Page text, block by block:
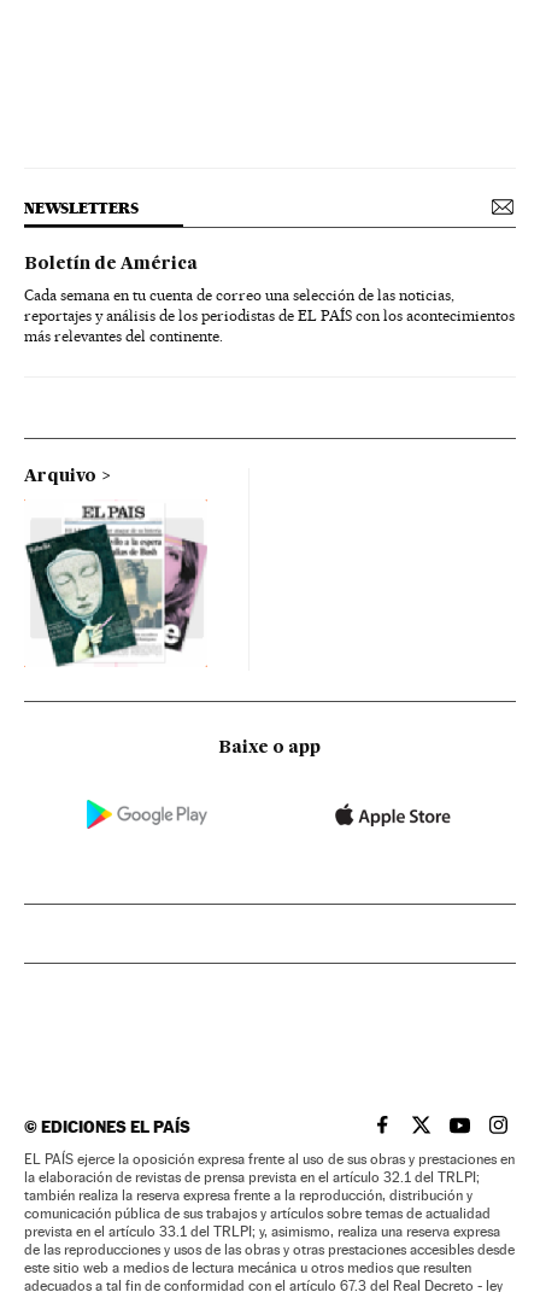
NEWSLETTERS
Boletín de América
Cada semana en tu cuenta de correo una selección de las noticias,
reportajes y análisis de los periodistas de EL PAÍS con los acontecimientos
más relevantes del continente.
Arquivo
Baixe o app
©EDICIONES EL PAÍS EL PAÍS BRASIL EN
EL PAÍSEL PAÍS
EL
EL PAÍS ejerce la oposición expresa frente al uso de sus obras y prestaciones en
la elaboración de revistas de prensa prevista en el artículo 32.1 del TRLPI;
también realiza la reserva expresa frente a la reproducción, distribución y
comunicación pública de sus trabajos y artículos sobre temas de actualidad
prevista en el artículo 33.1 del TRLPI; y, asimismo, realiza una reserva expresa
de las reproducciones y usos de las obras y otras prestaciones accesibles desde
este sitio web a medios de lectura mecánica u otros medios que resulten
adecuados a tal fin de conformidad con el artículo 67.3 del Real Decreto - ley